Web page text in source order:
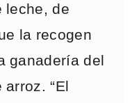
leche, de
la recogen
ganadería del
“El